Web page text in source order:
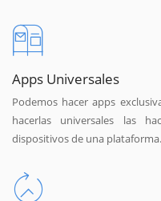
Apps Universales
Podemos hacer apps
hacerlas universales las
dispositivos de una plataforma.